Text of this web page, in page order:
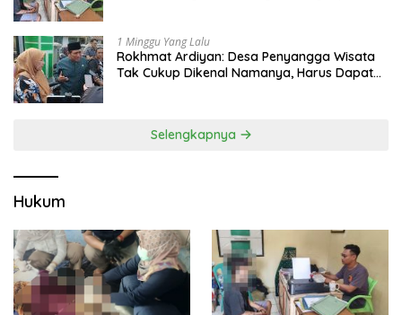
1 Minggu Yang Lalu
Rokhmat Ardiyan: Desa Penyangga Wisata
Tak Cukup Dikenal Namanya, Harus Dapat
Selengkapnya
Hukum